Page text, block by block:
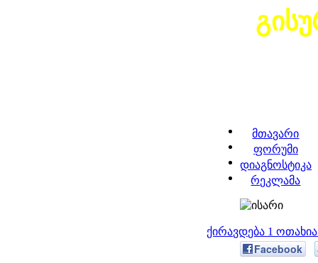
მთავარი
ფორუმი
დიაგნოსტიკა
რეკლამა
ქირავდება 1
Facebook